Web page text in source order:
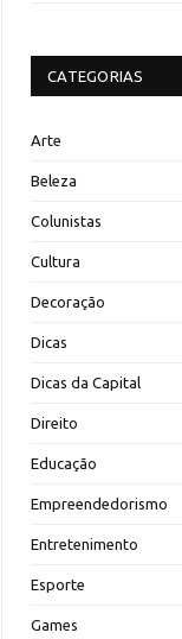
CATEGORIAS
Arte
Beleza
Colunistas
Cultura
Decoração
Dicas
Dicas da Capital
Direito
Educação
Empreendedorismo
Entretenimento
Esporte
Games